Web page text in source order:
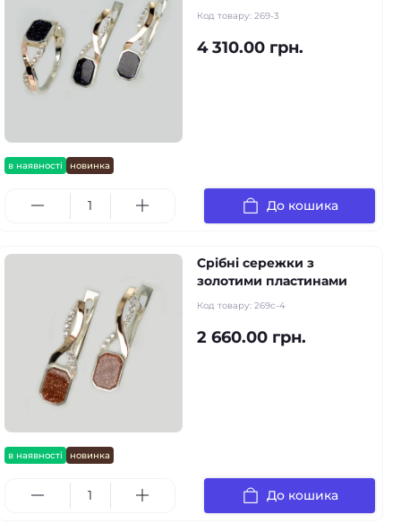
в наявності новинка
Код товару: 269-3
4 310.00 грн.
До кошика
в наявності новинка
Срібні сережки з
золотими пластинами
Код товару: 269с-4
2 660.00 грн.
До кошика